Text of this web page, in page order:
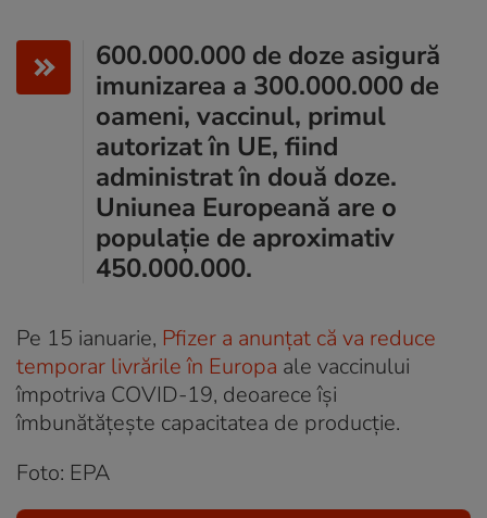
600.000.000 de doze asigură
imunizarea a 300.000.000 de
oameni, vaccinul, primul
autorizat în UE, fiind
administrat în două doze.
Uniunea Europeană are o
populație de aproximativ
450.000.000.
Pe 15 ianuarie, Pfizer a anunțat că va reduce
temporar livrările în Europa ale vaccinului
împotriva COVID-19, deoarece îşi
îmbunătăţeşte capacitatea de producţie.
Foto: EPA